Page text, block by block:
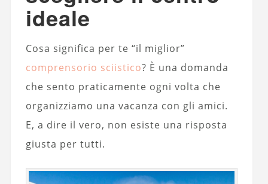
ideale
Cosa significa per te “il miglior”
comprensorio sciistico? È una domanda
che sento praticamente ogni volta che
organizziamo una vacanza con gli amici.
E, a dire il vero, non esiste una risposta
giusta per tutti.